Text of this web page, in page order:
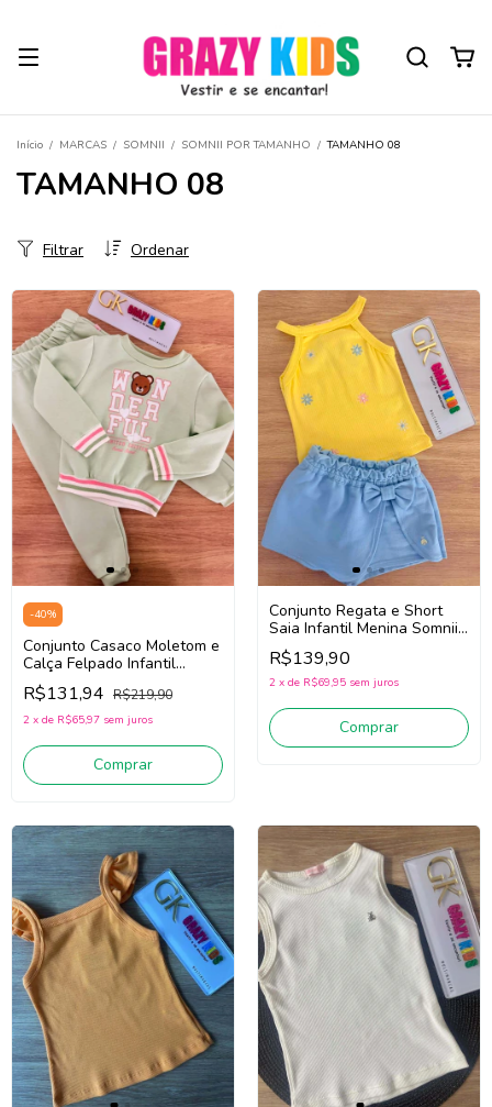
Início / MARCAS / SOMNII / SOMNII POR TAMANHO / TAMANHO 08
TAMANHO 08
Ordenar
Filtrar
-40%
Conjunto Casaco Moletom e
Calça Felpado Infantil
Menina Somnii 3261061
(Verde)
R$131,94 R$219,90
2 x de R$65,97 sem juros
Comprar
Conjunto Regata e Short
Saia Infantil Menina Somnii
3263071 (Amarelo/Azul)
R$139,90
2 x de R$69,95 sem juros
Comprar